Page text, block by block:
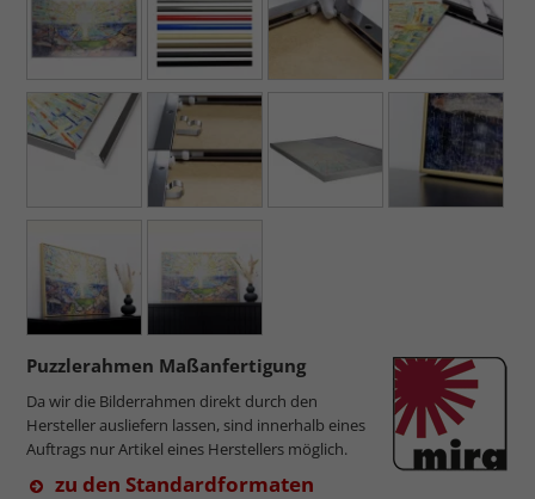
Puzzlerahmen Maßanfertigung
Da wir die Bilderrahmen direkt durch den
Hersteller ausliefern lassen, sind innerhalb eines
Auftrags nur Artikel eines Herstellers möglich.
zu den Standardformaten